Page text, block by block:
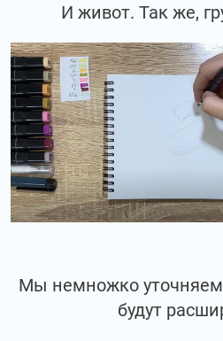
И живот. Так же,
Мы немножко
будут